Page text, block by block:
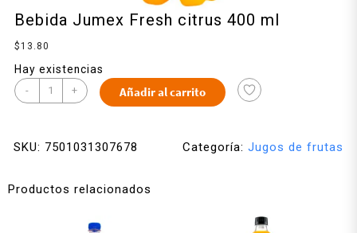
Bebida Jumex Fresh citrus 400 ml
$ 13.80
Hay existencias
- + Añadir al carrito
SKU: 7501031307678 Categoría: Jugos de frutas
Productos relacionados